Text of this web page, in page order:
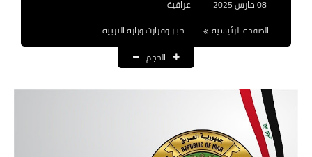
العقود والاجور اليومية
08 مارس 2025
عراقية
الصفحة الرئيسية
اخبار وقرارت وزارة التربية
الحجم